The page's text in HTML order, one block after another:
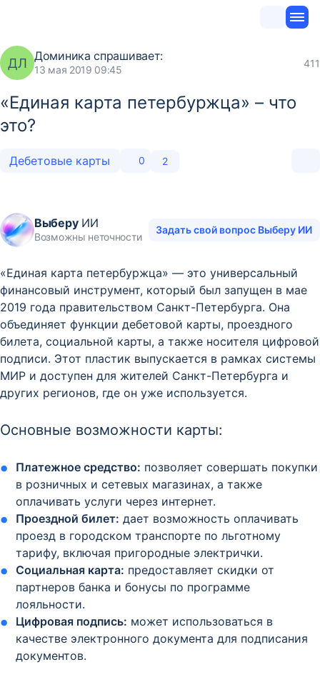
ДЛ Доминика спрашивает:
13 мая 2019 09:45
411
«Единая карта петербуржца» – что
это?
Дебетовые карты 0 2
ВыберуИИ
Возможны неточности
Задать свой вопрос Выберу ИИ
«Единая карта петербуржца» — это универсальный
финансовый инструмент, который был запущен в мае
2019 года правительством Санкт-Петербурга. Она
объединяет функции дебетовой карты, проездного
билета, социальной карты, а также носителя цифровой
подписи. Этот пластик выпускается в рамках системы
МИР и доступен для жителей Санкт-Петербурга и
других регионов, где он уже используется.
Основные возможности карты:
Платежное средство: позволяет совершать покупки
в розничных и сетевых магазинах, а также
оплачивать услуги через интернет.
Проездной билет: дает возможность оплачивать
проезд в городском транспорте по льготному
тарифу, включая пригородные электрички.
Социальная карта: предоставляет скидки от
партнеров банка и бонусы по программе
лояльности.
Цифровая подпись: может использоваться в
качестве электронного документа для подписания
документов.